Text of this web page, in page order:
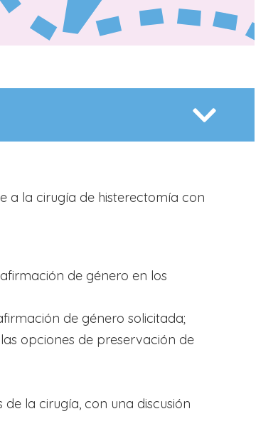
a la cirugía de histerectomía con
de género en los
de género solicitada;
opciones de preservación de
la cirugía, con una discusión